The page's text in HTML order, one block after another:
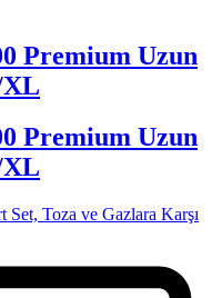
Premium Uzun
XL
Premium Uzun
XL